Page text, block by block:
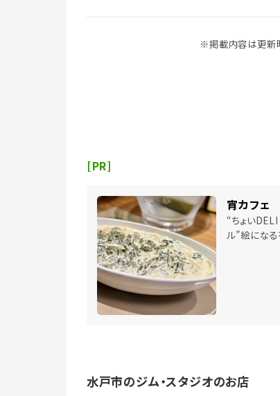
※掲載内容は更新
[PR]
宵カフェ
“ちょいDELI
ル”絵になる
水戸市のジム・スタジオのお店